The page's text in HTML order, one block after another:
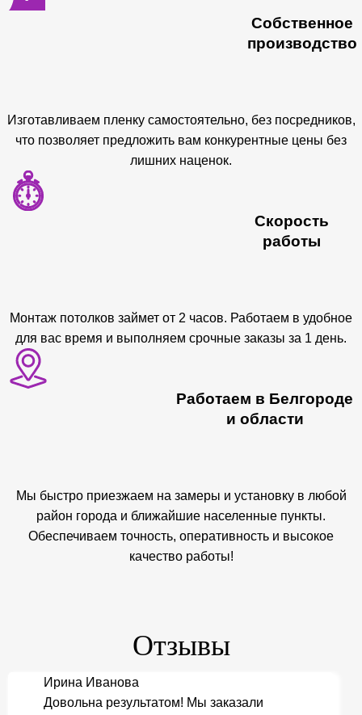
Собственное
производство
Изготавливаем пленку самостоятельно, без посредников,
что позволяет предложить вам конкурентные цены без
лишних наценок.
Скорость
работы
Монтаж потолков займет от 2 часов. Работаем в удобное
для вас время и выполняем срочные заказы за 1 день.
Работаем в Белгороде
и области
Мы быстро приезжаем на замеры и установку в любой
район города и ближайшие населенные пункты.
Обеспечиваем точность, оперативность и высокое
качество работы!
Отзывы
Ирина Иванова
Довольна результатом! Мы заказали